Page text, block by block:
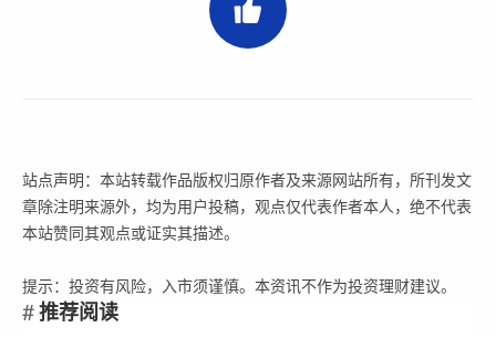
站点声明：本站转载作品版权归原作者及来源网站所有，所刊发文
章除注明来源外，均为用户投稿，观点仅代表作者本人，绝不代表
本站赞同其观点或证实其描述。
提示：投资有风险，入市须谨慎。本资讯不作为投资理财建议。
推荐阅读